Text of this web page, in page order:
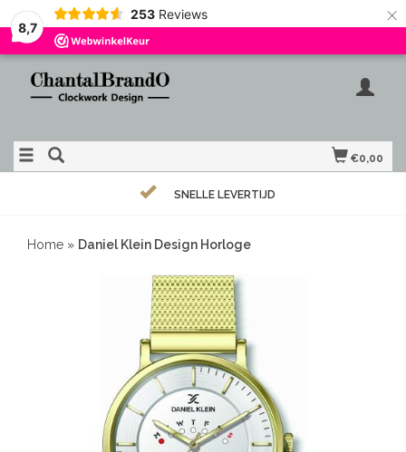
8,7
253 Reviews ×
€0,00
SNELLE LEVERTIJD
Home » Daniel Klein Design Horloge